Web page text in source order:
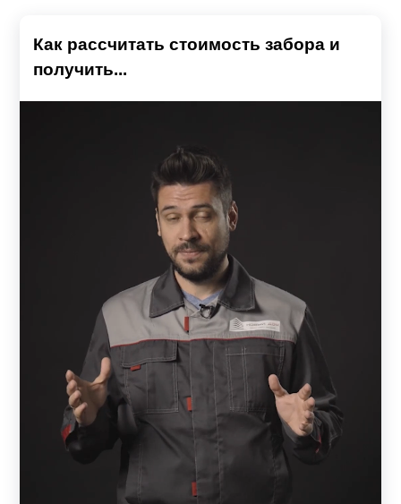
Как рассчитать стоимость забора и
получить...